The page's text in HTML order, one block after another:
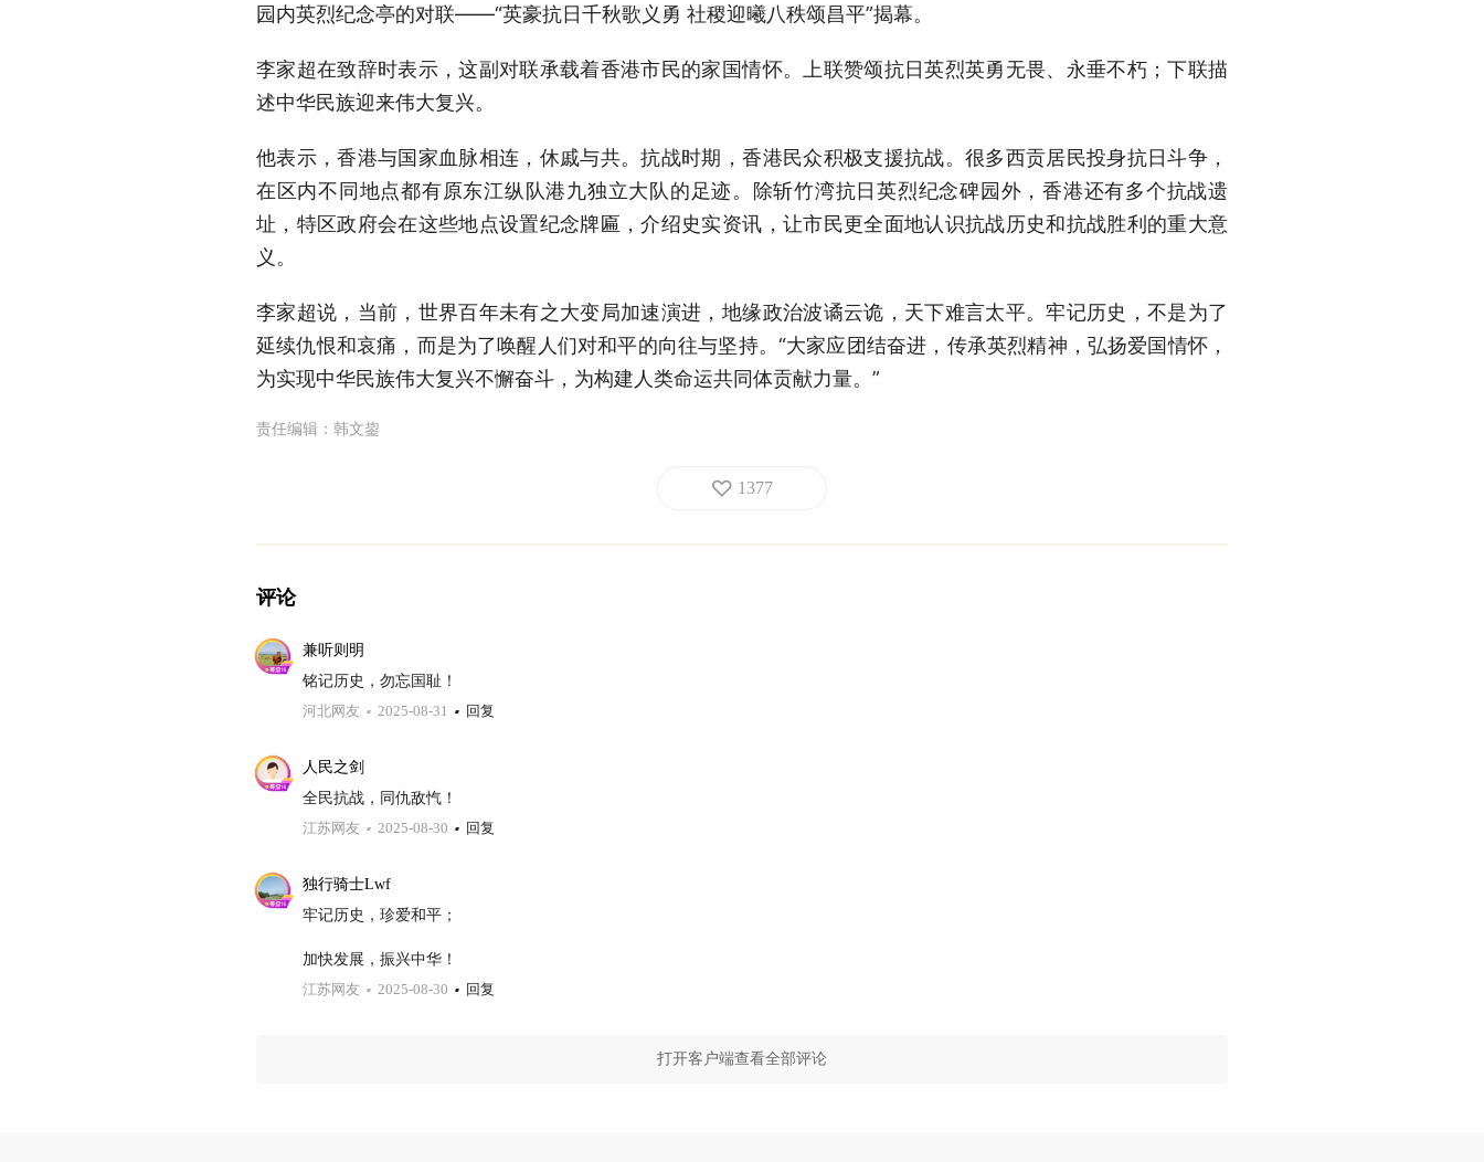
园内英烈纪念亭的对联——“英豪抗日千秋歌义勇 社稷迎曦八秩颂昌平”揭幕。
李家超在致辞时表示，这副对联承载着香港市民的家国情怀。上联赞颂抗日英烈英勇无畏、永垂不朽；下联描
述中华民族迎来伟大复兴。
他表示，香港与国家血脉相连，休戚与共。抗战时期，香港民众积极支援抗战。很多西贡居民投身抗日斗争，
在区内不同地点都有原东江纵队港九独立大队的足迹。除斩竹湾抗日英烈纪念碑园外，香港还有多个抗战遗
址，特区政府会在这些地点设置纪念牌匾，介绍史实资讯，让市民更全面地认识抗战历史和抗战胜利的重大意
义。
李家超说，当前，世界百年未有之大变局加速演进，地缘政治波谲云诡，天下难言太平。牢记历史，不是为了
延续仇恨和哀痛，而是为了唤醒人们对和平的向往与坚持。“大家应团结奋进，传承英烈精神，弘扬爱国情怀，
为实现中华民族伟大复兴不懈奋斗，为构建人类命运共同体贡献力量。”
责任编辑： 韩文鋆
1377
评论
兼听则明
铭记历史，勿忘国耻！
河北网友
2025-08-31 回复
人民之剑
全民抗战，同仇敌忾！
江苏网友
2025-08-30 回复
独行骑士Lwf
牢记历史，珍爱和平；
加快发展，振兴中华！
江苏网友
2025-08-30 回复
打开客户端查看全部评论